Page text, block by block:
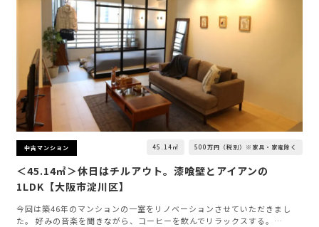
中古マンション 45.14㎡ 500万円（税別）※家具・家電除く
＜45.14㎡＞休日はチルアウト。漆喰壁とアイアンの
1LDK【大阪市淀川区】
今回は築46年のマンションの一室をリノベーションさせていただきまし
た。 好みの音楽を聞きながら、コーヒーを飲んでリラックスする。…